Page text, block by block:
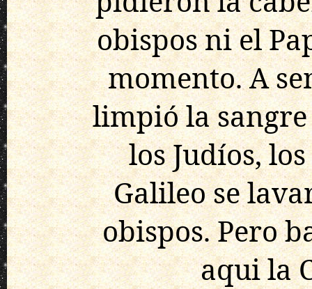
obispos ni el
momento. A
limpió la sangre
los Judíos,
Galileo se
obispos. Pero
aqui la